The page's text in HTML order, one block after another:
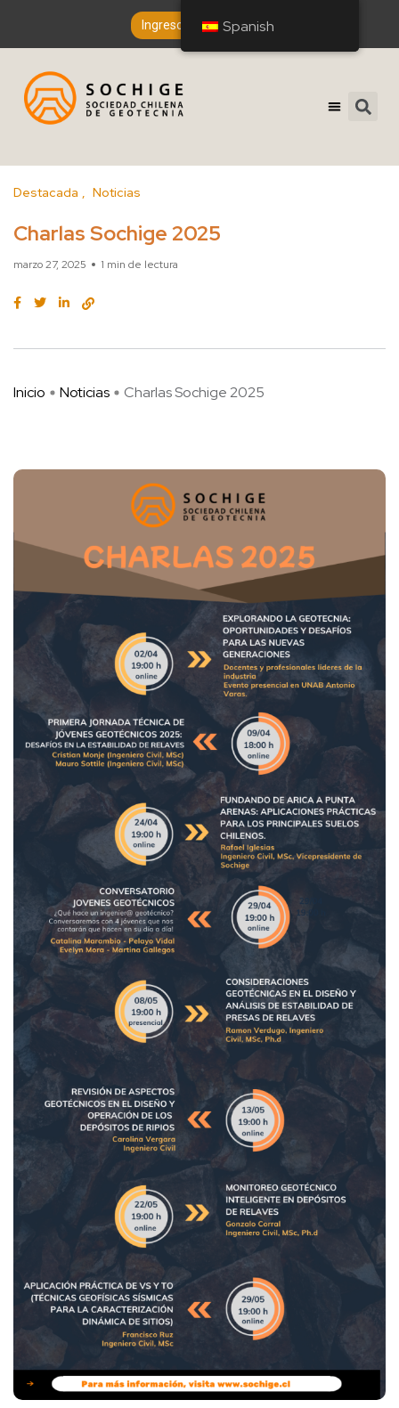
Ingreso de Socios
Destacada Noticias
Charlas Sochige 2025
marzo 27, 2025 1 min de lectura
Inicio Noticias Charlas Sochige 2025
Spanish
Spanish